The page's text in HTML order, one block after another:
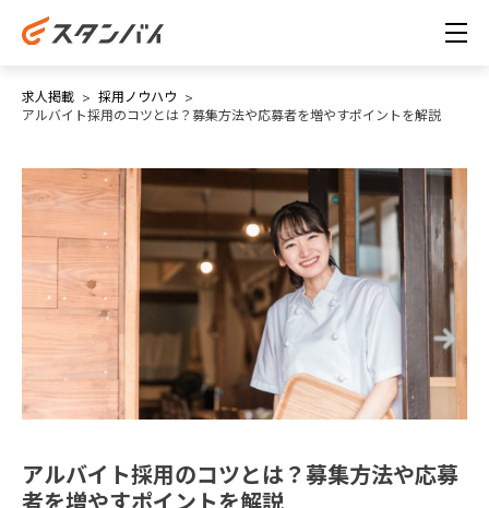
求人掲載
採用ノウハウ
アルバイト採用のコツとは？募集方法や応募者を増やすポイントを解説
アルバイト採用のコツとは？募集方法や応募
者を増やすポイントを解説